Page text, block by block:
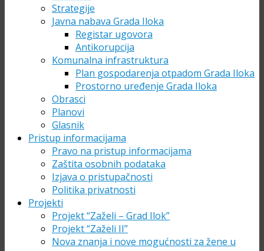
Strategije
Javna nabava Grada Iloka
Registar ugovora
Antikorupcija
Komunalna infrastruktura
Plan gospodarenja otpadom Grada Iloka
Prostorno uređenje Grada Iloka
Obrasci
Planovi
Glasnik
Pristup informacijama
Pravo na pristup informacijama
Zaštita osobnih podataka
Izjava o pristupačnosti
Politika privatnosti
Projekti
Projekt “Zaželi – Grad Ilok”
Projekt “Zaželi II”
Nova znanja i nove mogućnosti za žene u